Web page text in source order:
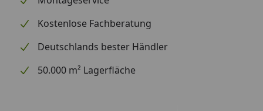
Die mitgelieferten Pfosten sind zum Einzubetonieren.
Sie sind innerhalb der Gabione zu montieren, nach
dem Befüllen der Gabione, z.B. durch Steine, sind sie
nicht mehr sichtbar. Die Pfosten berühren das
Kostenlose Fachberatung
Deutschlands bester Händler
50.000 m² Lagerfläche